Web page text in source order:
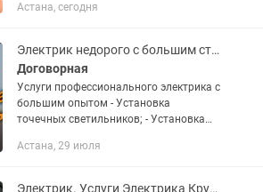
полипропилен • Установка/замена
стиральной...
Астана, сегодня
Электрик недорого с большим стажем. Установка люстр. Услуги электрика
Договорная
Услуги профессионального электрика с
большим опытом - Установка
точечных светильников; - Установка
Установка внутренних электрощитов; -
Астана, 29 июля
Электрик. Услуги Электрика Круголсуточно// Электрик на выезд